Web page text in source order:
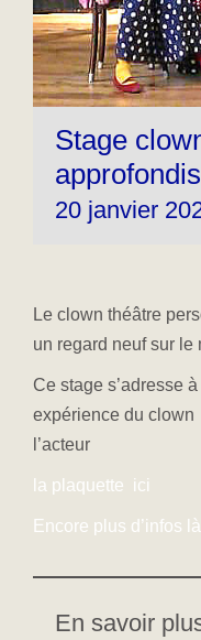
Stage
20 janvier
Le clown théâtre
un regard neuf sur
Ce stage s’adresse
expérience du
l’acteur
la plaquette ici
Encore plus d’infos là
En savoir